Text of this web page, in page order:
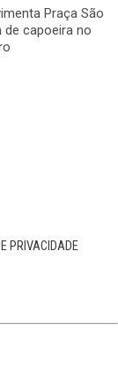
Praça São
de capoeira no
PRIVACIDADE